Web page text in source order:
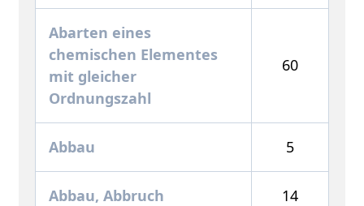
Abarten eines
chemischen Elementes
mit gleicher
Ordnungszahl
60
Abbau 5
Abbau, Abbruch 14